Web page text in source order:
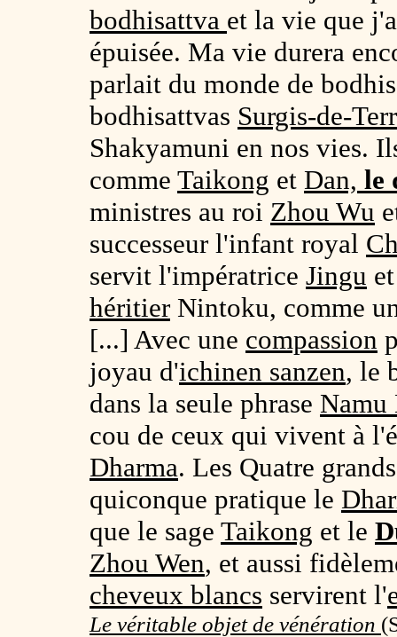
bodhisattva et la vie que
épuisée. Ma vie durera
parlait du monde de
bodhisattvas Surgis-de-
Shakyamuni en nos vies.
comme Taikong et Dan, le
ministres au roi Zhou Wu
successeur l'infant royal
servit l'impératrice Jingu
héritier Nintoku, comme
[...] Avec une compassion
joyau d'ichinen sanzen, le
dans la seule phrase Namu
cou de ceux qui vivent à
Dharma. Les Quatre
quiconque pratique le
que le sage Taikong et le
Zhou Wen, et aussi
cheveux blancs servirent l'
Le véritable objet de vénération (